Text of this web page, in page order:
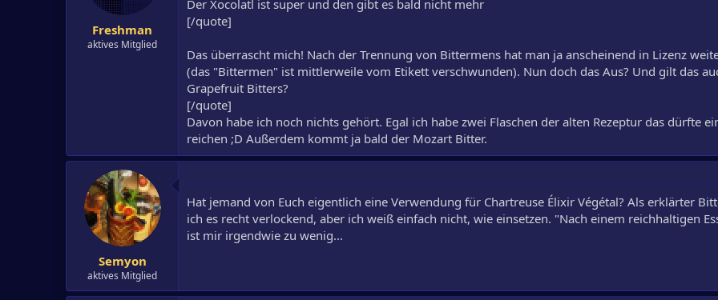
Freshman
aktives Mitglied
Der Xocolatl ist super und den gibt es bald nicht mehr
[/quote]
Das überrascht mich! Nach der Trennung von Bittermens hat man ja anscheinend in Lizenz
(das "Bittermen" ist mittlerweile vom Etikett verschwunden). Nun doch das Aus? Und gilt das
Grapefruit Bitters?
[/quote]
Davon habe ich noch nichts gehört. Egal ich habe zwei Flaschen der alten Rezeptur das dürfte
reichen ;D Außerdem kommt ja bald der Mozart Bitter.
Semyon
aktives Mitglied
Hat jemand von Euch eigentlich eine Verwendung für Chartreuse Élixir Végétal? Als erklärter
ich es recht verlockend, aber ich weiß einfach nicht, wie einsetzen. "Nach einem reichhaltigen
ist mir irgendwie zu wenig...